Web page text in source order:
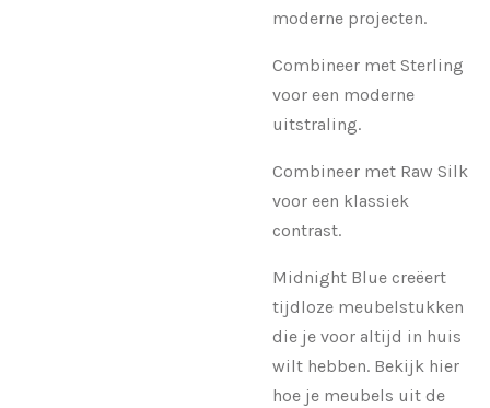
moderne projecten.
Combineer met Sterling
voor een moderne
uitstraling.
Combineer met Raw Silk
voor een klassiek
contrast.
Midnight Blue creëert
tijdloze meubelstukken
die je voor altijd in huis
wilt hebben. Bekijk hier
hoe je meubels uit de